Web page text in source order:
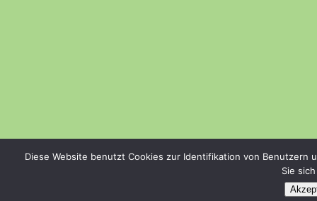
Diese Website benutzt Cookies zur Identifikation von
Sie